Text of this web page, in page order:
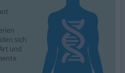
sich
und